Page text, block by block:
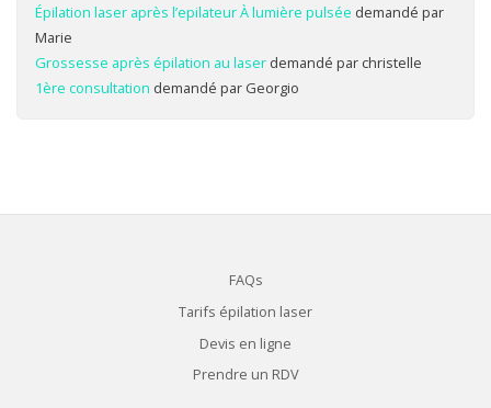
Épilation laser après l’epilateur À lumière pulsée demandé par
Marie
Grossesse après épilation au laserdemandé par christelle
1ère consultation demandé par Georgio
FAQs
Tarifs épilation laser
Devis en ligne
Prendre un RDV